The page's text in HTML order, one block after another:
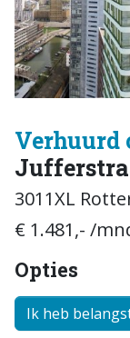
Verhuurd
3011XL
€ 1.481,- /
Opties
Ik heb